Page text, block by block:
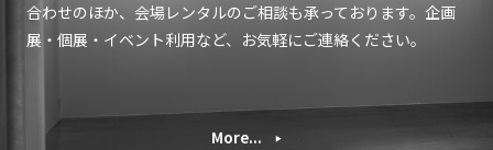
合わせのほか、会場レンタルのご相談も承っております。企画
展・個展・イベント利用など、お気軽にご連絡ください。
More...